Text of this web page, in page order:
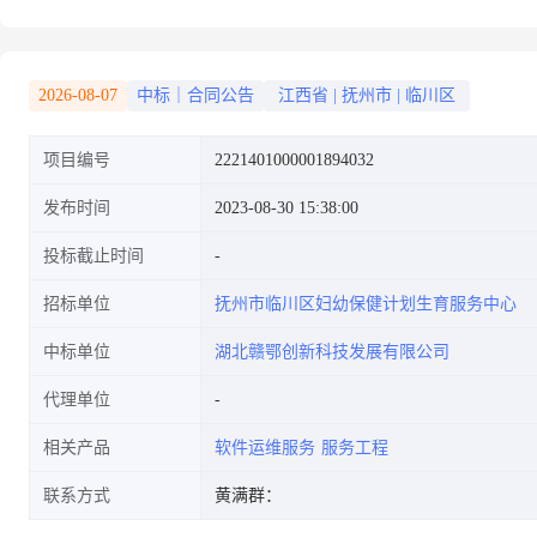
2026-08-07 中标｜合同公告 江西省 抚州市 临川区
项目编号 2221401000001894032
发布时间 2023-08-30 15:38:00
投标截止时间
招标单位 抚州市临川区妇幼保健计划生育服务中心
中标单位 湖北赣鄂创新科技发展有限公司
代理单位
相关产品 软件运维服务 服务工程
联系方式 黄满群：